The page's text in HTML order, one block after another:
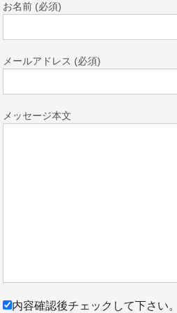
お名前 (必須)
メールアドレス (必須)
メッセージ本文
内容確認後チェックして下さい。